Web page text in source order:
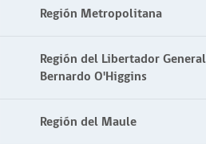
Región Metropolitana
Región del Libertador General
Bernardo O'Higgins
Región del Maule